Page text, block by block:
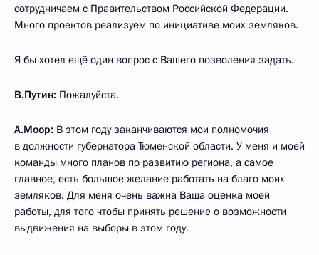
сотрудничаем с Правительством Российской Федерации.
Много проектов реализуем по инициативе моих земляков.
Я бы хотел ещё один вопрос с Вашего позволения задать.
В.Путин: Пожалуйста.
А.Моор: В этом году заканчиваются мои полномочия
в должности губернатора Тюменской области. У меня и моей
команды много планов по развитию региона, а самое
главное, есть большое желание работать на благо моих
земляков. Для меня очень важна Ваша оценка моей
работы, для того чтобы принять решение о возможности
выдвижения на выборы в этом году.